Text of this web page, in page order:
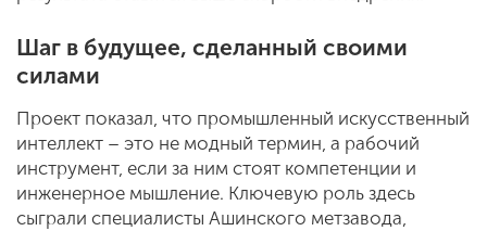
Шаг в будущее, сделанный своими
силами
Проект показал, что промышленный искусственный
интеллект – это не модный термин, а рабочий
инструмент, если за ним стоят компетенции и
инженерное мышление. Ключевую роль здесь
сыграли специалисты Ашинского метзавода,